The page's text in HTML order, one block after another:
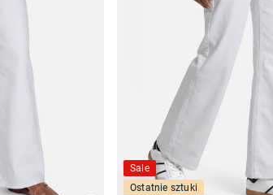
Sale
Ostatnie sztuki